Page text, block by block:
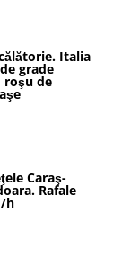
Italia
grade
roşu de
Caraş-
Rafale
h